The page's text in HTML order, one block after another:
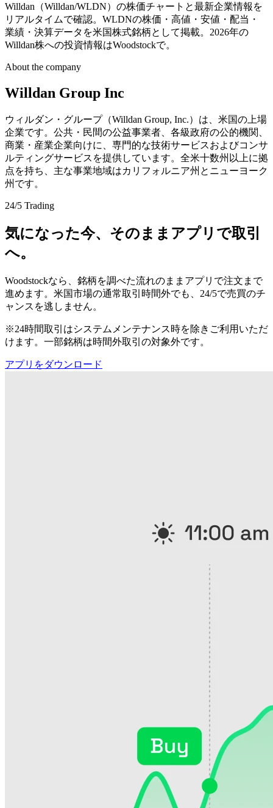
Willdan（Willdan/WLDN）の株価チャートと最新企業情報を
リアルタイムで確認。WLDNの株価・高値・安値・配当・
業績・決算データを米国株式銘柄として掲載。2026年の
Willdan株への投資情報はWoodstockで。
About the company
Willdan Group Inc
ウィルダン・グループ（Willdan Group, Inc.）は、米国の上場
企業です。公共・民間の公益事業者、各級政府の公的機関、
商業・産業企業向けに、専門的な技術サービスおよびコンサ
ルティングサービスを提供しています。全米十数州以上に拠
点を持ち、主な事業地域はカリフォルニア州とニューヨーク
州です。
24/5 Trading
気になった今、そのままアプリで取引
へ。
Woodstockなら、銘柄を調べた流れのままアプリで注文まで
進めます。米国市場の通常取引時間外でも、24/5で売買のチ
ャンスを逃しません。
※24時間取引はシステムメンテナンス時を除きご利用いただ
けます。一部銘柄は時間外取引の対象外です。
アプリをダウンロード